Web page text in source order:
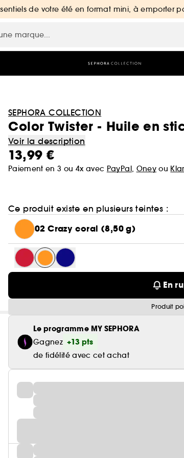
de votre été en format mini, à emporter
SEPHORA COLLECTION
Color Twister - Huile en
Voir la description
13,99 €
Paiement en 3 ou 4x avec PayPal, Oneyou
Ce produit existe en plusieurs teintes :
02 Crazy coral (8,50 g)
En
Produit
Le programme MY SEPHORA
Gagnez +13 pts
de fidélité avec cet achat